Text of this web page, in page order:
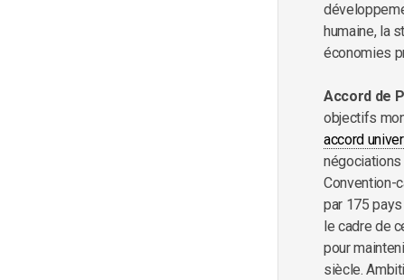
humaine, la
économies
Accord de
objectifs
accord
Convention-
par 175
le cadre de
pour
siècle.